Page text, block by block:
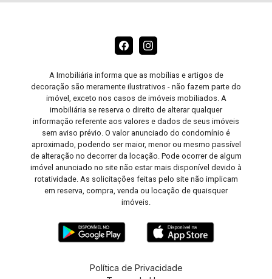
A Imobiliária informa que as mobílias e artigos de
decoração são meramente ilustrativos - não fazem parte do
imóvel, exceto nos casos de imóveis mobiliados. A
imobiliária se reserva o direito de alterar qualquer
informação referente aos valores e dados de seus imóveis
sem aviso prévio. O valor anunciado do condomínio é
aproximado, podendo ser maior, menor ou mesmo passível
de alteração no decorrer da locação. Pode ocorrer de algum
imóvel anunciado no site não estar mais disponível devido à
rotatividade. As solicitações feitas pelo site não implicam
em reserva, compra, venda ou locação de quaisquer
imóveis.
Política de Privacidade